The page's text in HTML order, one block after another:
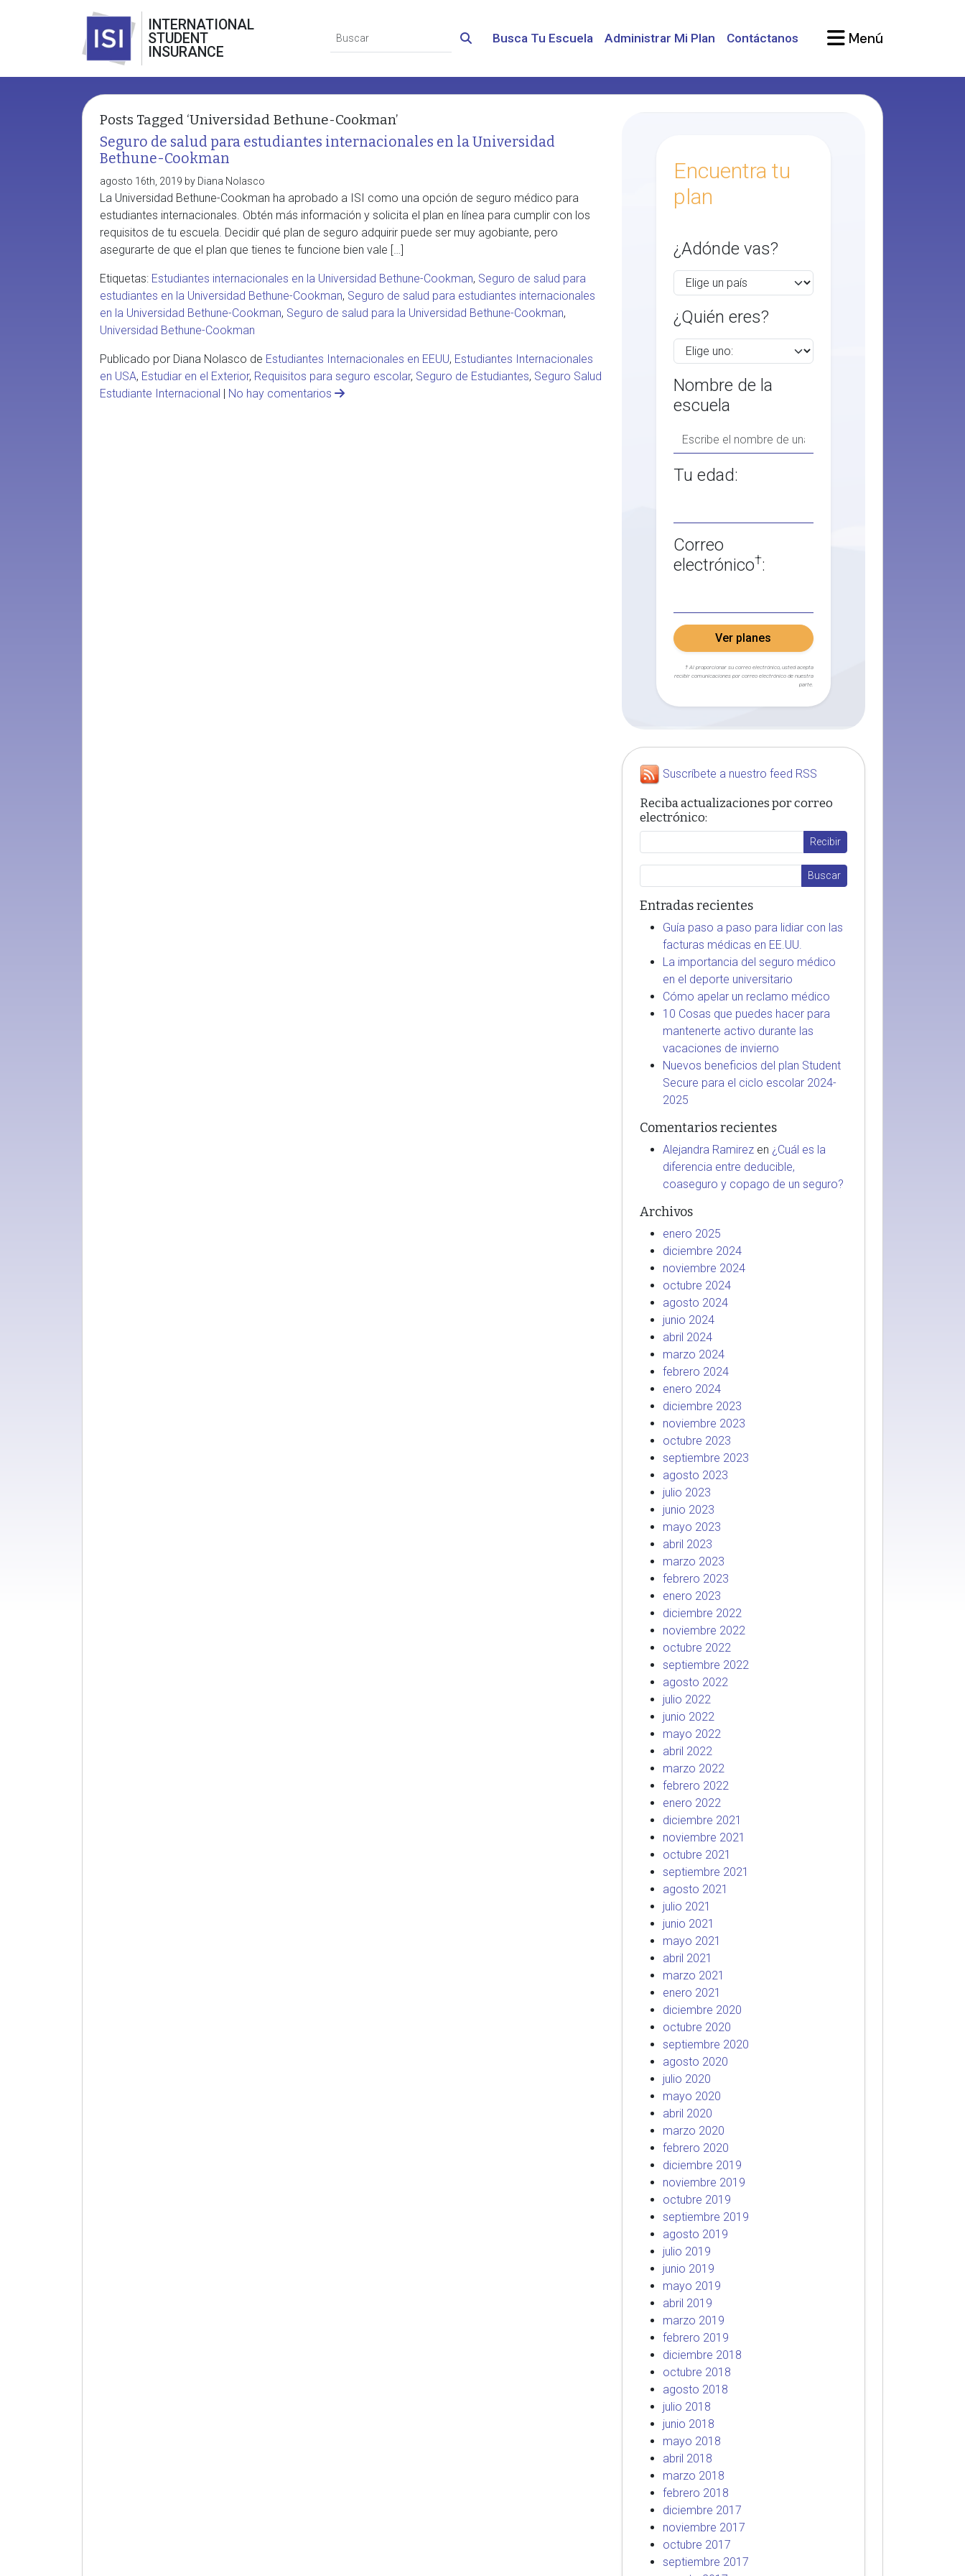
INTERNATIONAL
STUDENT
INSURANCE
Busca Tu Escuela Administrar Mi Plan Contáctanos Menú
Posts Tagged ‘Universidad Bethune-Cookman’
Seguro de salud para estudiantes internacionales en la Universidad
Bethune-Cookman
agosto 16th, 2019 by Diana Nolasco
La Universidad Bethune-Cookman ha aprobado a ISI como una opción de seguro médico para
estudiantes internacionales. Obtén más información y solicita el plan en línea para cumplir con los
requisitos de tu escuela. Decidir qué plan de seguro adquirir puede ser muy agobiante, pero
asegurarte de que el plan que tienes te funcione bien vale […]
Etiquetas: Estudiantes internacionales en la Universidad Bethune-Cookman, Seguro de salud para
estudiantes en la Universidad Bethune-Cookman, Seguro de salud para estudiantes internacionales
en la Universidad Bethune-Cookman, Seguro de salud para la Universidad Bethune-Cookman,
Universidad Bethune-Cookman
Publicado por Diana Nolasco de Estudiantes Internacionales en EEUU, Estudiantes Internacionales
en USA, Estudiar en el Exterior, Requisitos para seguro escolar, Seguro de Estudiantes, Seguro Salud
Estudiante Internacional | No hay comentarios
Encuentra tu
plan
¿Adónde vas?
¿Quién eres?
Nombre de la
escuela
Tu edad:
Correo
electrónico†:
Ver planes
† Al proporcionar su correo electrónico, usted acepta
recibir comunicaciones por correo electrónico de nuestra
parte.
Suscríbete a nuestro feed RSS
Reciba actualizaciones por correo
electrónico:
Entradas recientes
Guía paso a paso para lidiar con las
facturas médicas en EE.UU.
La importancia del seguro médico
en el deporte universitario
Cómo apelar un reclamo médico
10 Cosas que puedes hacer para
mantenerte activo durante las
vacaciones de invierno
Nuevos beneficios del plan Student
Secure para el ciclo escolar 2024-
2025
Comentarios recientes
Alejandra Ramirezen ¿Cuál es la
diferencia entre deducible,
coaseguro y copago de un seguro?
Archivos
enero 2025
diciembre 2024
noviembre 2024
octubre 2024
agosto 2024
junio 2024
abril 2024
marzo 2024
febrero 2024
enero 2024
diciembre 2023
noviembre 2023
octubre 2023
septiembre 2023
agosto 2023
julio 2023
junio 2023
mayo 2023
abril 2023
marzo 2023
febrero 2023
enero 2023
diciembre 2022
noviembre 2022
octubre 2022
septiembre 2022
agosto 2022
julio 2022
junio 2022
mayo 2022
abril 2022
marzo 2022
febrero 2022
enero 2022
diciembre 2021
noviembre 2021
octubre 2021
septiembre 2021
agosto 2021
julio 2021
junio 2021
mayo 2021
abril 2021
marzo 2021
enero 2021
diciembre 2020
octubre 2020
septiembre 2020
agosto 2020
julio 2020
mayo 2020
abril 2020
marzo 2020
febrero 2020
diciembre 2019
noviembre 2019
octubre 2019
septiembre 2019
agosto 2019
julio 2019
junio 2019
mayo 2019
abril 2019
marzo 2019
febrero 2019
diciembre 2018
octubre 2018
agosto 2018
julio 2018
junio 2018
mayo 2018
abril 2018
marzo 2018
febrero 2018
diciembre 2017
noviembre 2017
octubre 2017
septiembre 2017